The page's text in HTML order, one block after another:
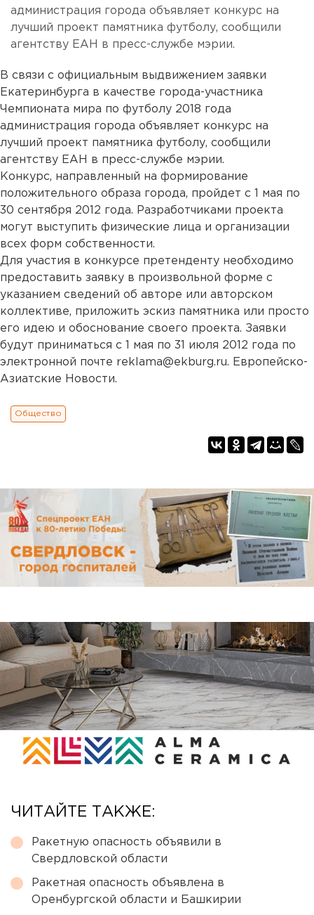
администрация города объявляет конкурс на
лучший проект памятника футболу, сообщили
агентству ЕАН в пресс-службе мэрии.
В связи с официальным выдвижением заявки
Екатеринбурга в качестве города-участника
Чемпионата мира по футболу 2018 года
администрация города объявляет конкурс на
лучший проект памятника футболу, сообщили
агентству ЕАН в пресс-службе мэрии.
Конкурс, направленный на формирование
положительного образа города, пройдет с 1 мая по
30 сентября 2012 года. Разработчиками проекта
могут выступить физические лица и организации
всех форм собственности.
Для участия в конкурсе претенденту необходимо
предоставить заявку в произвольной форме с
указанием сведений об авторе или авторском
коллективе, приложить эскиз памятника или просто
его идею и обоснование своего проекта. Заявки
будут приниматься с 1 мая по 31 июля 2012 года по
электронной почте reklama@ekburg.ru. Европейско-
Азиатские Новости.
Общество
ЧИТАЙТЕ ТАКЖЕ:
Ракетную опасность объявили в
Свердловской области
Ракетная опасность объявлена в
Оренбургской области и Башкирии